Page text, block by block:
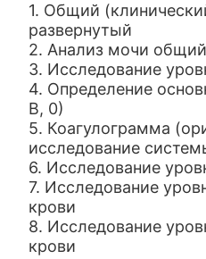
1. Общий
развернутый
2. Анализ мочи общий
3. Исследование
4. Определение
В, 0)
5. Коагулограмма
исследование
6. Исследование
7. Исследование
крови
8. Исследование
крови